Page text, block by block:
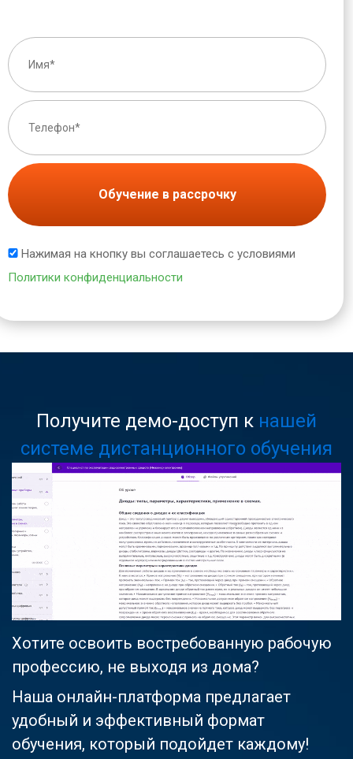
Обучение в рассрочку
Нажимая на кнопку вы соглашаетесь с условиями
Политики конфиденциальности
Получите демо-доступ к нашей
системе дистанционного обучения
Хотите освоить востребованную рабочую
профессию, не выходя из дома?
Наша онлайн-платформа предлагает
удобный и эффективный формат
обучения, который подойдет каждому!